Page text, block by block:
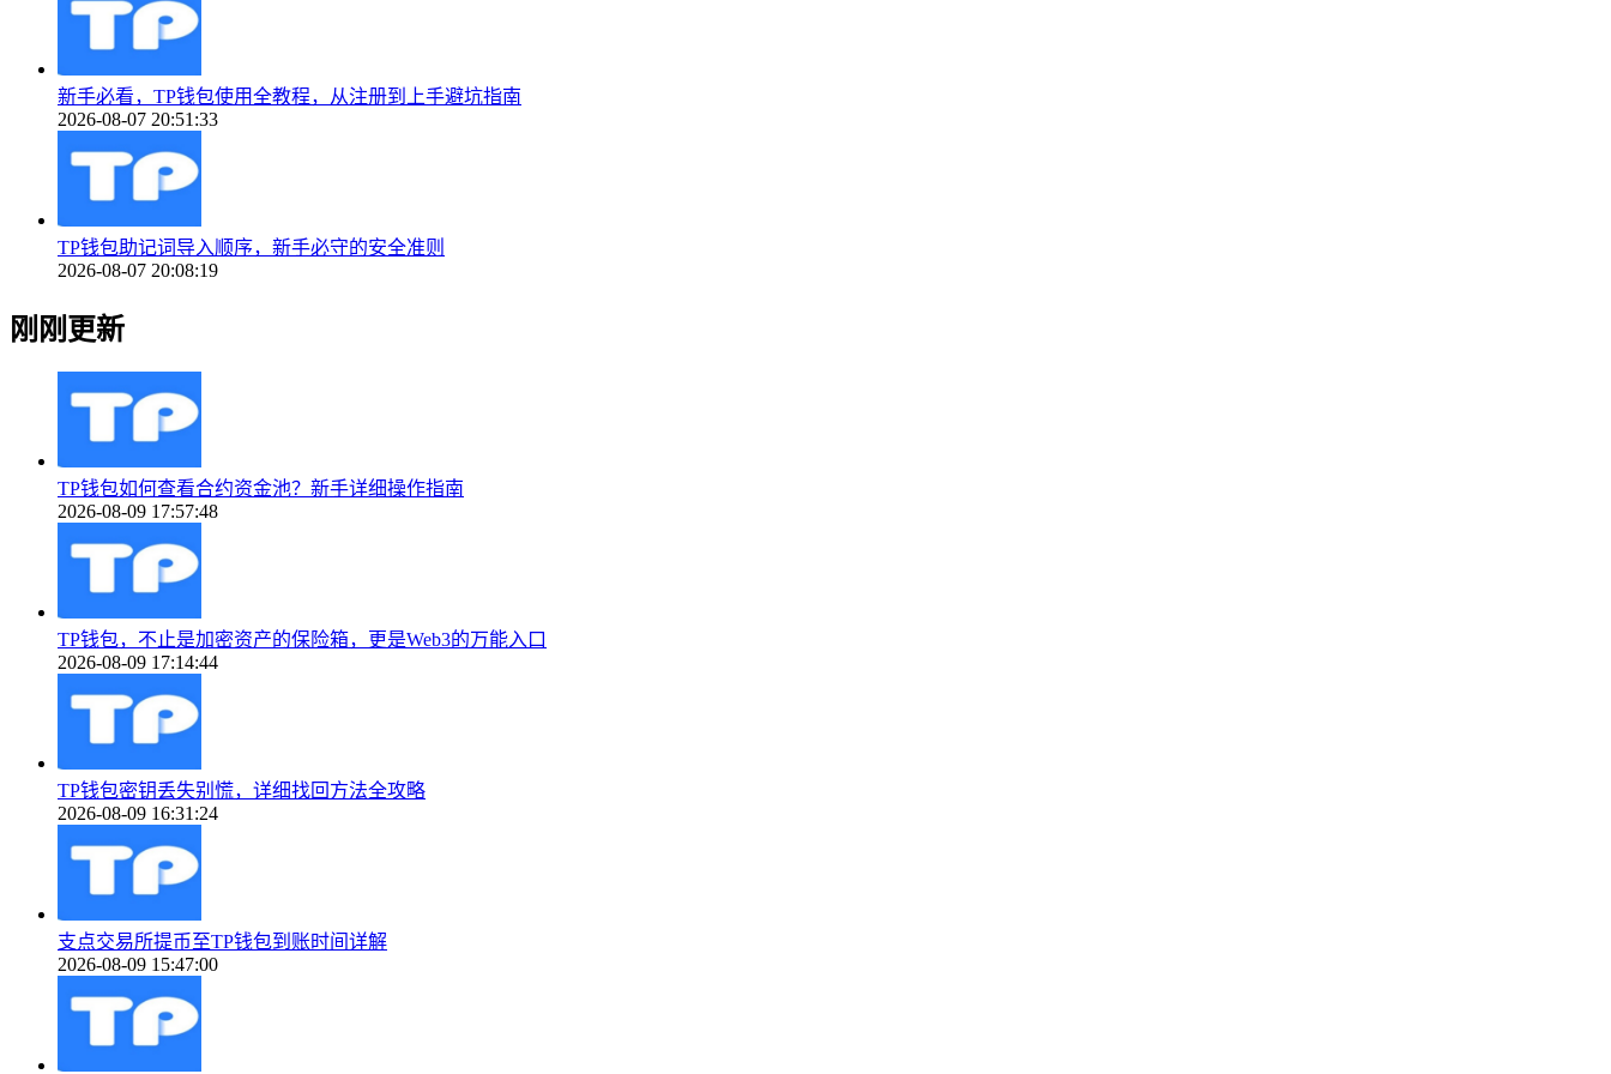
新手必看，TP钱包使用全教程，从注册到上手避坑指南
2026-08-07 20:51:33
TP钱包助记词导入顺序，新手必守的安全准则
2026-08-07 20:08:19
刚刚更新
TP钱包如何查看合约资金池？新手详细操作指南
2026-08-09 17:57:48
TP钱包，不止是加密资产的保险箱，更是Web3的万能入口
2026-08-09 17:14:44
TP钱包密钥丢失别慌，详细找回方法全攻略
2026-08-09 16:31:24
支点交易所提币至TP钱包到账时间详解
2026-08-09 15:47:00